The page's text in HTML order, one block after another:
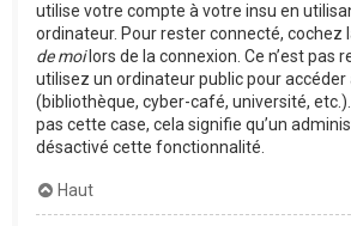
utilise votre compte à votre insu en
ordinateur. Pour rester connecté, cochez
de moilors de la connexion. Ce n’est pas
utilisez un ordinateur public pour
(bibliothèque, cyber-café, université,
pas cette case, cela signifie qu’un
désactivé cette fonctionnalité.
Haut